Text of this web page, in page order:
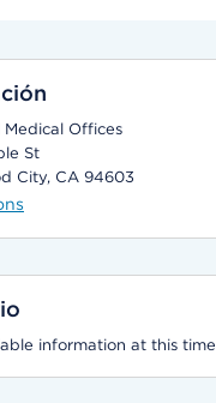
Medical Offices
St
City, CA 94603
information at this time